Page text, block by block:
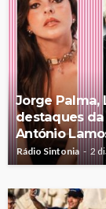
Jorge Palma,
destaques
António
Rádio Sintonia 2